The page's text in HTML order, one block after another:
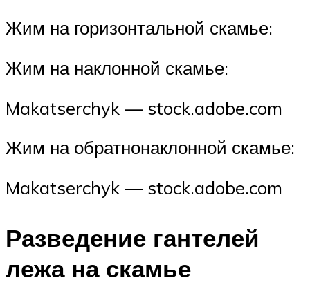
Жим на горизонтальной скамье:
Жим на наклонной скамье:
Makatserchyk — stock.adobe.com
Жим на обратнонаклонной скамье:
Makatserchyk — stock.adobe.com
Разведение гантелей
лежа на скамье